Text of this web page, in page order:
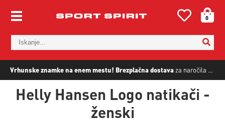
Vrhunske znamke na enem mestu! Brezplačna dostavaza naročila nad
0
Helly Hansen Logo natikači -
ženski